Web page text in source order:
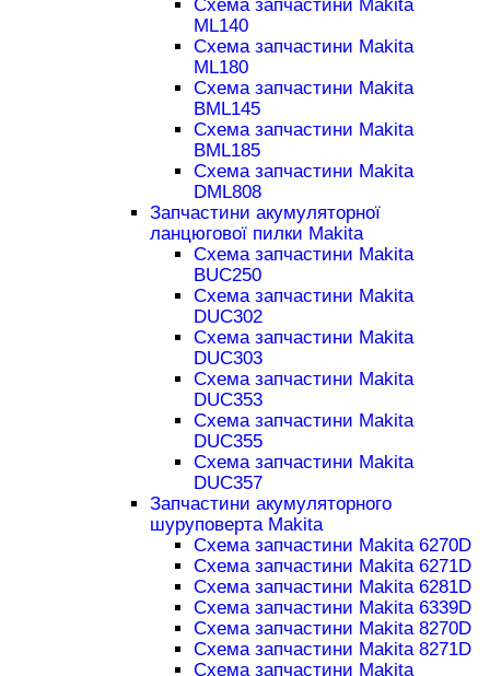
Схема запчастини Makita
ML140
Схема запчастини Makita
ML180
Схема запчастини Makita
BML145
Схема запчастини Makita
BML185
Схема запчастини Makita
DML808
Запчастини акумуляторної
ланцюгової пилки Makita
Схема запчастини Makita
BUC250
Схема запчастини Makita
DUC302
Схема запчастини Makita
DUC303
Схема запчастини Makita
DUC353
Схема запчастини Makita
DUC355
Схема запчастини Makita
DUC357
Запчастини акумуляторного
шуруповерта Makita
Схема запчастини Makita 6270D
Схема запчастини Makita 6271D
Схема запчастини Makita 6281D
Схема запчастини Makita 6339D
Схема запчастини Makita 8270D
Схема запчастини Makita 8271D
Схема запчастини Makita